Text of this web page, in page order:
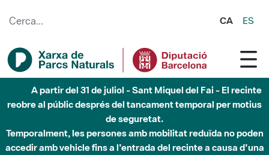
CA ES
A partir del 31 de juliol - Sant Miquel del Fai - El recinte
reobre al públic després del tancament temporal per motius
de seguretat.
Temporalment, les persones amb mobilitat reduïda no poden
accedir amb vehicle fins a l'entrada del recinte a causa d'una